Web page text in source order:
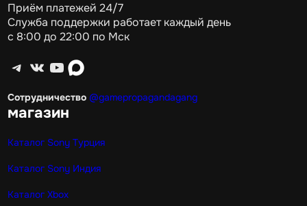
Приём платежей 24/7
Служба поддержки работает каждый день
с 8:00 до 22:00 по Мск
Telegram ВКонтакте YouTube max
Сотрудничество @gamepropagandagang
магазин
Каталог Sony Турция
Каталог Sony Индия
Каталог Xbox